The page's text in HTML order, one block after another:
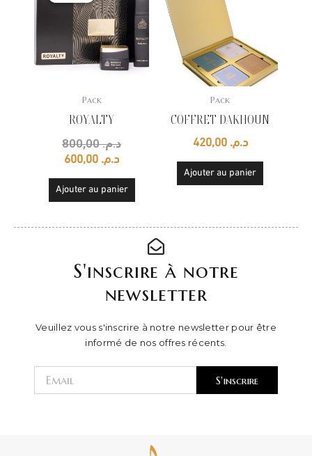
Pack
ROYALTY
د.م.800,00
initial
était :
د.م. 800,00.
د.م.
actuel
est :
د.م. 600,00.
Ajouter au panier
Pack
COFFRET DAKHOUN
د.م. 420,00
Ajouter au panier
S'inscrire à notre
newsletter
Veuillez vous s'inscrire à notre newsletter pour être
informé de nos offres récents.
S'inscrire